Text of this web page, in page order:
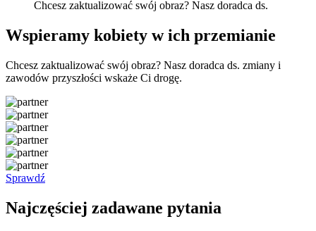
Chcesz zaktualizować swój obraz? Nasz doradca ds.
Wspieramy kobiety w ich przemianie
Chcesz zaktualizować swój obraz? Nasz doradca ds. zmiany i
zawodów przyszłości wskaże Ci drogę.
Sprawdź
Najczęściej zadawane pytania